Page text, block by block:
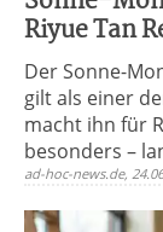
Riyue Tan
Der Sonne-
gilt als einer
macht ihn für
besonders –
ad-hoc-news.de,